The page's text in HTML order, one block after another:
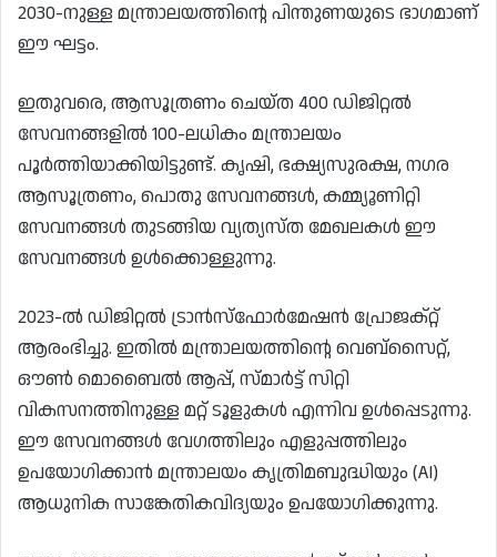
2030-നുള്ള മന്ത്രാലയത്തിന്റെ പിന്തുണയുടെ ഭാഗമാണ്
ഈ ഘട്ടം.
ഇതുവരെ, ആസൂത്രണം ചെയ്ത 400 ഡിജിറ്റൽ
സേവനങ്ങളിൽ 100-ലധികം മന്ത്രാലയം
പൂർത്തിയാക്കിയിട്ടുണ്ട്. കൃഷി, ഭക്ഷ്യസുരക്ഷ, നഗര
ആസൂത്രണം, പൊതു സേവനങ്ങൾ, കമ്മ്യൂണിറ്റി
സേവനങ്ങൾ തുടങ്ങിയ വ്യത്യസ്ത മേഖലകൾ ഈ
സേവനങ്ങൾ ഉൾക്കൊള്ളുന്നു.
2023-ൽ ഡിജിറ്റൽ ട്രാൻസ്ഫോർമേഷൻ പ്രോജക്റ്റ്
ആരംഭിച്ചു. ഇതിൽ മന്ത്രാലയത്തിന്റെ വെബ്‌സൈറ്റ്,
ഔൺ മൊബൈൽ ആപ്പ്, സ്മാർട്ട് സിറ്റി
വികസനത്തിനുള്ള മറ്റ് ടൂളുകൾ എന്നിവ ഉൾപ്പെടുന്നു.
ഈ സേവനങ്ങൾ വേഗത്തിലും എളുപ്പത്തിലും
ഉപയോഗിക്കാൻ മന്ത്രാലയം കൃത്രിമബുദ്ധിയും (AI)
ആധുനിക സാങ്കേതികവിദ്യയും ഉപയോഗിക്കുന്നു.